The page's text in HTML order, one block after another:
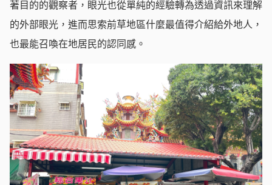
著目的的觀察者，眼光也從單純的經驗轉為透過資訊來理解
的外部眼光，進而思索前草地區什麼最值得介紹給外地人，
也最能召喚在地居民的認同感。